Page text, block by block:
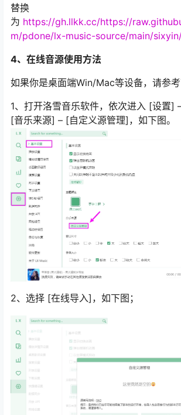
替换
为 https://gh.llkk.cc/https://
m/pdone/lx-music-source/main/
4、在线音源使用方法
如果你是桌面端Win/Mac等设备，请参考
1、打开洛雪音乐软件，依次进入 [设置]
[音乐来源] – [自定义源管理]，如下图。
2、选择 [在线导入]，如下图；